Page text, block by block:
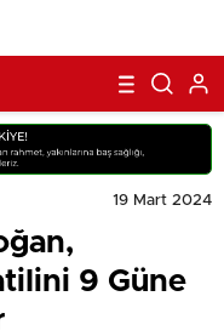
19 Mart 2024
9 Güne